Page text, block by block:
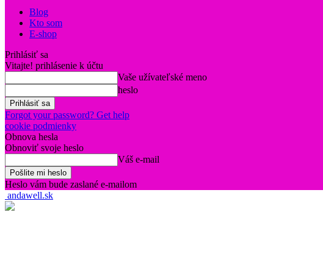
Blog
Kto som
E-shop
Prihlásiť sa
Vitajte! prihlásenie k účtu
Vaše užívateľské meno
heslo
Forgot your password? Get help
cookie podmienky
Obnova hesla
Obnoviť svoje heslo
Váš e-mail
Heslo vám bude zaslané e-mailom
andawell.sk